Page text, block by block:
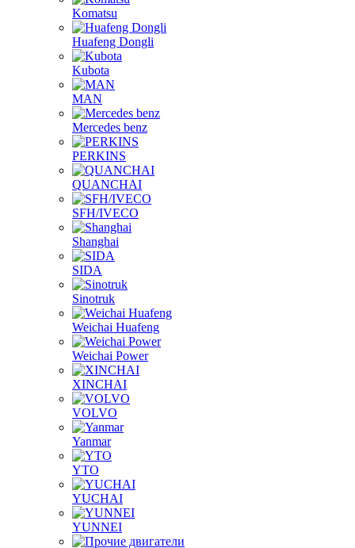
Komatsu
Huafeng Dongli
Kubota
MAN
Mercedes benz
PERKINS
QUANCHAI
SFH/IVECO
Shanghai
SIDA
Sinotruk
Weichai Huafeng
Weichai Power
XINCHAI
VOLVO
Yanmar
YTO
YUCHAI
YUNNEI